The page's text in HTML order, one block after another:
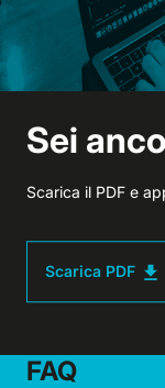
Sei
Scarica il PDF e
Scarica PDF
FAQ